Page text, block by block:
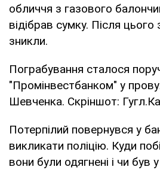
обличчя з газового
відібрав сумку. Після
зникли.
Пограбування сталося
"Промінвестбанком" у
Шевченка. Скріншот:
Потерпілий повернувся у
викликати поліцію. Куди
вони були одягнені і чи був